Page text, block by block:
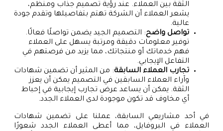
الثقة بين العملاء. عند رؤية تصميم جذاب ومنظم،
يشعر العملاء أن الشركة تهتم بتفاصيلها وتقدم جودة
عالية.
تواصل واضح: التصميم الجيد يضمن تواصلًا فعالًا.
توفير معلومات دقيقة ومرتبة يسهل على العملاء
فهم خدماتك أو منتجاتك، مما يزيد من فرصتهم في
التفاعل الإيجابي.
تجارب العملاء السابقة: من المثير أن تضمين شهادات
وآراء العملاء السابقين في التصميم يمكن أن يعزز
الثقة. يمكن أن يساعد عرض تجارب إيجابية في إحباط
أي مخاوف قد تكون موجودة لدى العملاء الجدد.
في أحد مشاريعي السابقة، عملنا على تضمين شهادات
العملاء في البروفايل، مما أعطى العملاء الجدد شعورًا